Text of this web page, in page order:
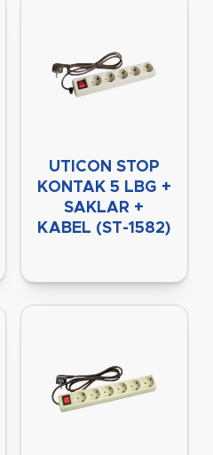
UTICON STOP
KONTAK 5 LBG +
SAKLAR +
KABEL (ST-1582)